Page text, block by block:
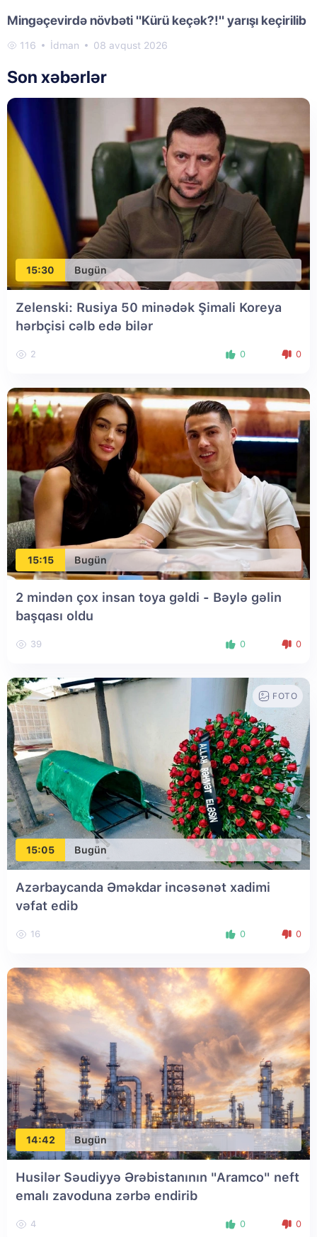
Mingəçevirdə növbəti "Kürü keçək?!" yarışı keçirilib
116 İdman 08 avqust 2026
Son xəbərlər
15:30 Bugün
Zelenski: Rusiya 50 minədək Şimali Koreya
hərbçisi cəlb edə bilər
2 0 0
15:15 Bugün
2 mindən çox insan toya gəldi - Bəylə gəlin
başqası oldu
39 0 0
15:05 Bugün
FOTO
Azərbaycanda Əməkdar incəsənət xadimi
vəfat edib
16 0 0
14:42 Bugün
Husilər Səudiyyə Ərəbistanının "Aramco" neft
emalı zavoduna zərbə endirib
4 0 0